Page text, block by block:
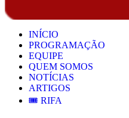
INÍCIO
PROGRAMAÇÃO
EQUIPE
QUEM SOMOS
NOTÍCIAS
ARTIGOS
🎟️ RIFA